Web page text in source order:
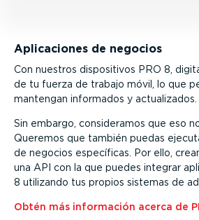
Aplica­ciones de negocios
Con nuestros dispo­si­tivos PRO 8,
de tu fuerza de trabajo móvil, lo que
mantengan informados y actua­li­zados.
Sin embargo, consi­de­ramos que eso
Queremos que también puedas
de negocios específicas. Por ello,
una API con la que puedes integrar
8 utilizando tus propios sistemas de
Obtén más información acerca de